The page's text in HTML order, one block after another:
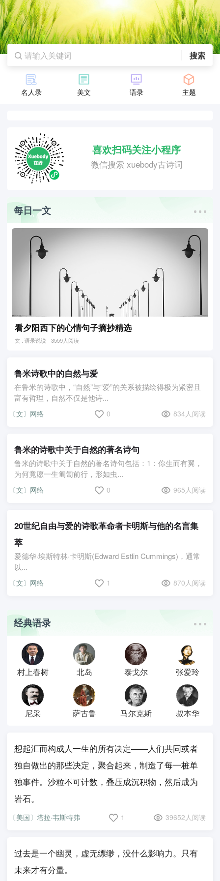
搜索
名人录 美文 语录 主题
喜欢扫码关注小程序
微信搜索 xuebody古诗词
每日一文
看夕阳西下的心情句子摘抄精选
文 . 语录说说 3559人阅读
鲁米诗歌中的自然与爱
在鲁米的诗歌中，“自然”与“爱”的关系被描绘得极为紧密且
富有哲理，自然不仅是他诗...
〔文〕网络 0 834人阅读
鲁米的诗歌中关于自然的著名诗句
鲁米的诗歌中关于自然的著名诗句包括：1：你生而有翼，
为何竟愿一生匍匐前行，形如虫...
〔文〕网络 0 965人阅读
20世纪自由与爱的诗歌革命者卡明斯与他的名言集
萃
爱德华·埃斯特林·卡明斯(Edward Estlin Cummings)，通常
以...
〔文〕网络 1 870人阅读
经典语录
村上春树 北岛 泰戈尔 张爱玲
尼采 萨古鲁 马尔克斯 叔本华
想起汇而构成人一生的所有决定——人们共同或者
独自做出的那些决定，聚合起来，制造了每一桩单
独事件。沙粒不可计数，叠压成沉积物，然后成为
岩石。
〔美国〕塔拉·韦斯特弗 1 39652人阅读
过去是一个幽灵，虚无缥缈，没什么影响力。只有
未来才有分量。